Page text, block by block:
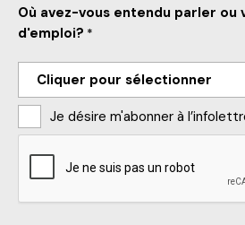
Où avez-vous entendu parler ou
d'emploi? *
Je désire m'abonner à